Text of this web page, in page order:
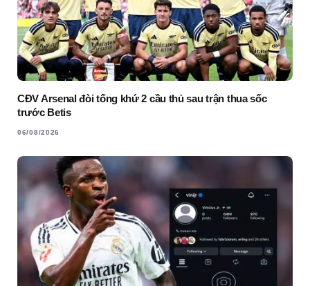
CĐV Arsenal đòi tống khứ 2 cầu thủ sau trận thua sốc
trước Betis
06/08/2026